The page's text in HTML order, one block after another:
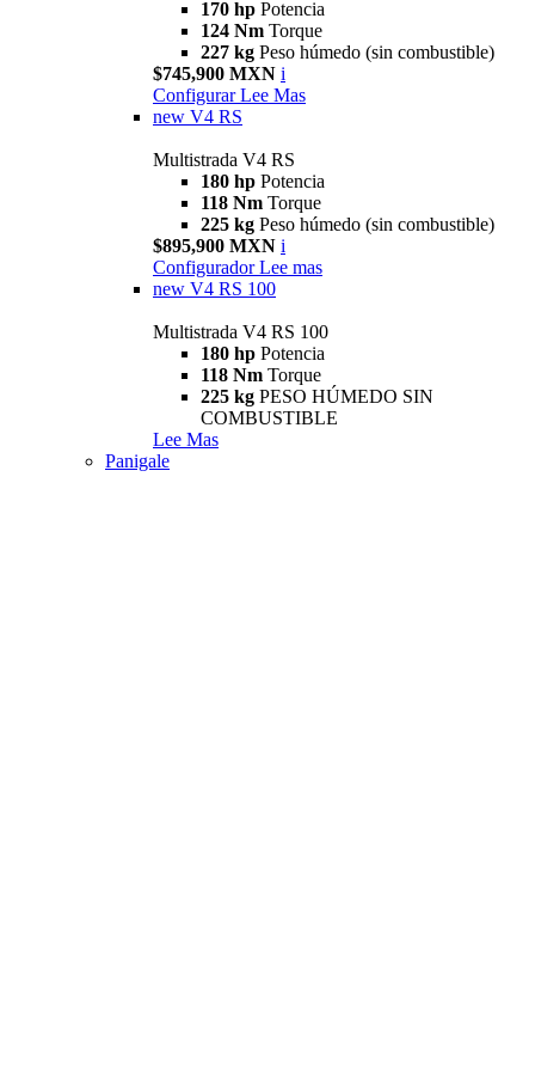
170 hp Potencia
124 Nm Torque
227 kg Peso húmedo (sin combustible)
$745,900 MXN i
Configurar Lee Mas
new V4 RS
Multistrada V4 RS
180 hp Potencia
118 Nm Torque
225 kg Peso húmedo (sin combustible)
$895,900 MXN i
Configurador Lee mas
new V4 RS 100
Multistrada V4 RS 100
180 hp Potencia
118 Nm Torque
225 kg PESO HÚMEDO SIN
COMBUSTIBLE
Lee Mas
Panigale